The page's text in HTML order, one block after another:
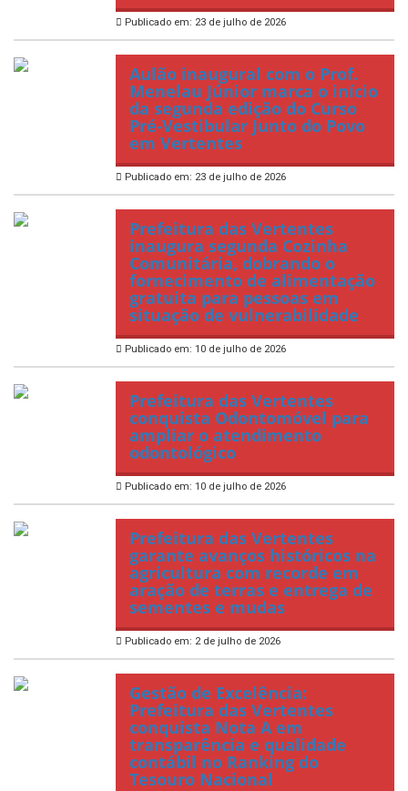
Publicado em: 23 de julho de 2026
Aulão inaugural com o Prof.
Menelau Júnior marca o início
da segunda edição do Curso
Pré-Vestibular Junto do Povo
em Vertentes
Publicado em: 23 de julho de 2026
Prefeitura das Vertentes
inaugura segunda Cozinha
Comunitária, dobrando o
fornecimento de alimentação
gratuita para pessoas em
situação de vulnerabilidade
Publicado em: 10 de julho de 2026
Prefeitura das Vertentes
conquista Odontomóvel para
ampliar o atendimento
odontológico
Publicado em: 10 de julho de 2026
Prefeitura das Vertentes
garante avanços históricos na
agricultura com recorde em
aração de terras e entrega de
sementes e mudas
Publicado em: 2 de julho de 2026
Gestão de Excelência:
Prefeitura das Vertentes
conquista Nota A em
transparência e qualidade
contábil no Ranking do
Tesouro Nacional